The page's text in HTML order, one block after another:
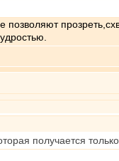
получается только